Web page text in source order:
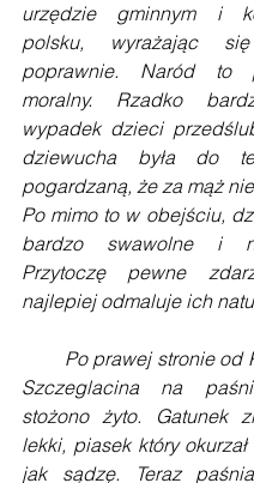
urzędzie gminnym i
polsku, wyrażając
poprawnie. Naród to
moralny. Rzadko
wypadek dzieci
dziewucha była do
pogardzaną, że za mąż
Po mimo to w obejściu,
bardzo swawolne i
Przytoczę pewne
najlepiej odmaluje ich
Szczeglacina na
stożono żyto. Gatunek
lekki, piasek który
jak sądzę. Teraz